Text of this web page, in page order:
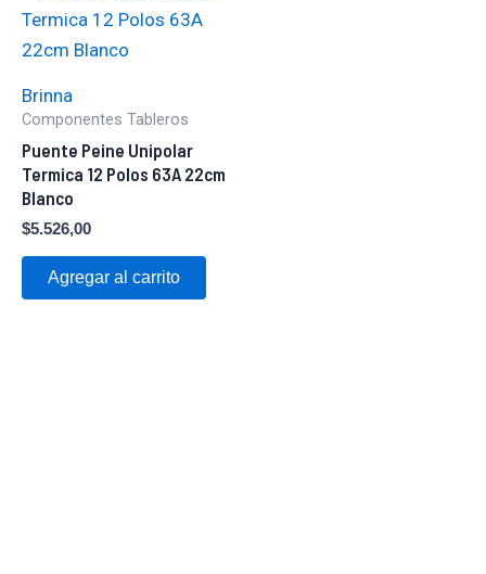
Brinna
Componentes Tableros
Puente Peine Unipolar
Termica 12 Polos 63A 22cm
Blanco
$5.526,00
Agregar al carrito